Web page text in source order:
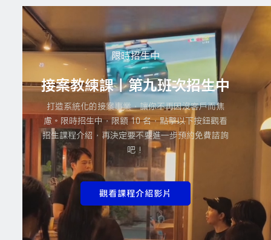
限時招生中
接案教練課｜第九班次招生中
打造系統化的接案事業，讓你不再因沒客戶而焦
慮。限時招生中，限額 10 名，點擊以下按鈕觀看
招生課程介紹，再決定要不要進一步預約免費諮詢
吧！
觀看課程介紹影片